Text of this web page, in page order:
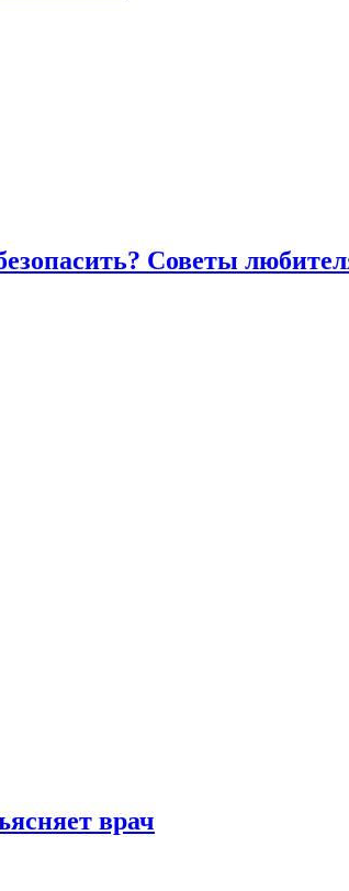
Советы
врач